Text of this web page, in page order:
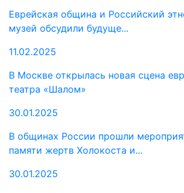
Еврейская община и Российский
музей обсудили будуще...
11.02.2025
В Москве открылась новая сцена
театра «Шалом»
30.01.2025
В общинах России прошли
памяти жертв Холокоста и...
30.01.2025